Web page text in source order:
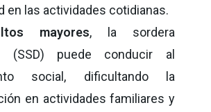
en las actividades cotidianas.
mayores, la sordera
(SSD) puede conducir al
social, dificultando la
en actividades familiares y